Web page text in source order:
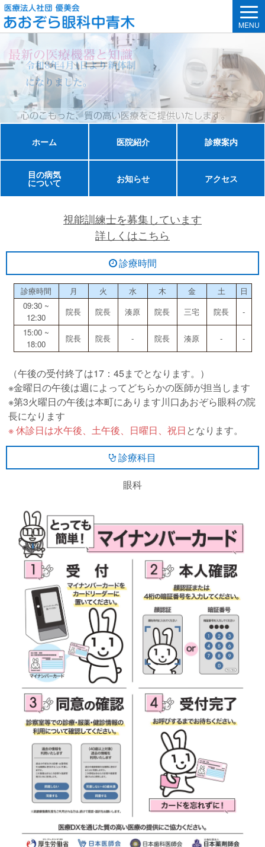
MENU
ホーム 医院紹介 診療案内
目の病気
について お知らせ アクセス
視能訓練士を募集しています
詳しくはこちら
診療時間
診療時間 月 火 水 木 金 土
日
09:30 ~
12:30
院長 院長 湊原 院長 三宅 院長
-
15:00 ~
18:00
院長 院長 - 院長 湊原 - -
（午後の受付終了は17：45までとなります。）
※金曜日の午後は週によってどちらかの医師が担当します
※第3火曜日の午後は本町にあります川口あおぞら眼科の院
長になります
※ 休診日は水午後、土午後、日曜日、祝日となります。
診療科目
眼科